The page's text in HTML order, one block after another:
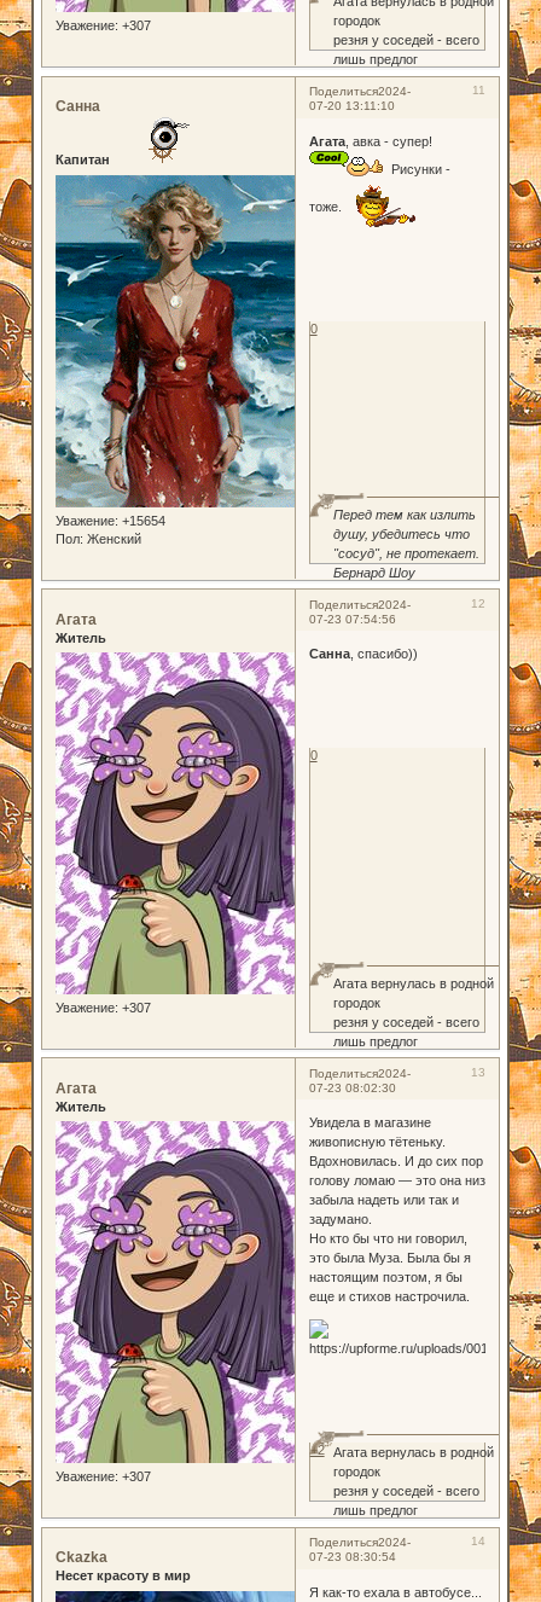
Уважение: +307
городок
резня у соседей - всего
лишь предлог
Поделиться 11
2024-
07-20 13:11:10
Санна
Капитан
Уважение: +15654
Пол: Женский
Агата, авка - супер!
Рисунки -
тоже.
Перед тем как излить
душу, убедитесь что
"сосуд", не протекает.
Бернард Шоу
0
Поделиться 12
2024-
07-23 07:54:56
Агата
Житель
Уважение: +307
Санна, спасибо))
Агата вернулась в родной
городок
резня у соседей - всего
лишь предлог
0
Поделиться 13
2024-
07-23 08:02:30
Агата
Житель
Уважение: +307
Увидела в магазине
живописную тётеньку.
Вдохновилась. И до сих пор
голову ломаю — это она низ
забыла надеть или так и
задумано.
Но кто бы что ни говорил,
это была Муза. Была бы я
настоящим поэтом, я бы
еще и стихов настрочила.
Агата вернулась в родной
городок
резня у соседей - всего
лишь предлог
+2
Поделиться 14
2024-
07-23 08:30:54
Ckazka
Несет красоту в мир
Я как-то ехала в автобусе...